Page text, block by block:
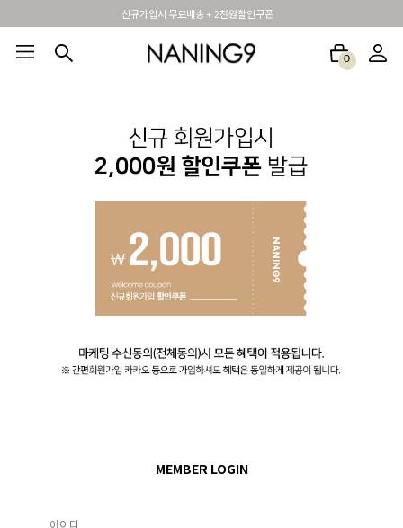
신규가입시 무료배송 + 2천원할인쿠폰
0
MEMBER LOGIN